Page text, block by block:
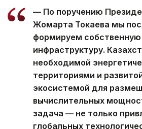
— По поручению
Жомарта Токаева мы
формируем собственную
инфраструктуру.
необходимой
территориями и
экосистемой для
вычислительных
задача — не только
глобальных